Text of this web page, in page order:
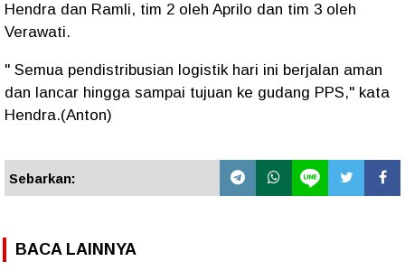
Hendra dan Ramli, tim 2 oleh Aprilo dan tim 3 oleh
Verawati.
" Semua pendistribusian logistik hari ini berjalan aman
dan lancar hingga sampai tujuan ke gudang PPS," kata
Hendra.(Anton)
Sebarkan:
BACA LAINNYA